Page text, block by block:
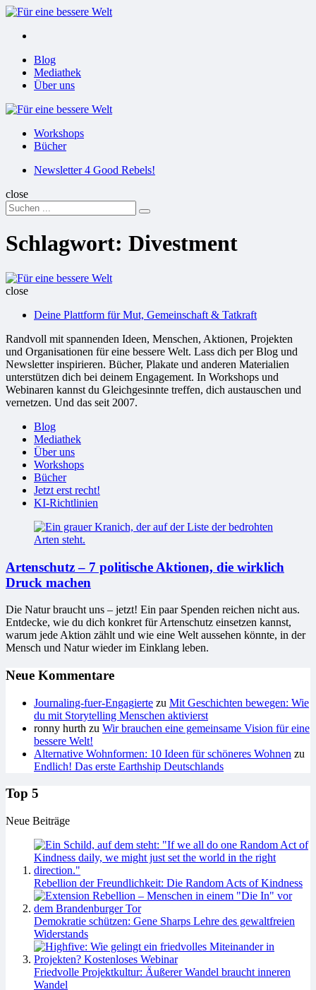
Menu
Menu
Blog
Mediathek
Über uns
Für
Workshops
Bücher
SuchenNewsletter 4 Good Rebels!
close
Search
for:
Suchen
Schlagwort: Divestment
Für
Welt
close
Deine Plattform für Mut, Gemeinschaft & Tatkraft
Randvoll mit spannenden Ideen, Menschen, Aktionen, Projekten
und Organisationen für eine bessere Welt. Lass dich per Blog und
Newsletter inspirieren. Bücher, Plakate und anderen Materialien
unterstützen dich bei deinem Engagement. In Workshops und
Webinaren kannst du Gleichgesinnte treffen, dich austauschen und
vernetzen. Und das seit 2007.
Blog
Mediathek
Über uns
Workshops
Bücher
Jetzt erst recht!
KI-Richtlinien
Artenschutz – 7 politische Aktionen, die wirklich
Druck machen
Die Natur braucht uns – jetzt! Ein paar Spenden reichen nicht aus.
Entdecke, wie du dich konkret für Artenschutz einsetzen kannst,
warum jede Aktion zählt und wie eine Welt aussehen könnte, in der
Mensch und Natur wieder im Einklang leben.
Neue Kommentare
Journaling-fuer-Engagierte zu Mit Geschichten bewegen: Wie
du mit Storytelling Menschen aktivierst
ronny hurth zu Wir brauchen eine gemeinsame Vision für eine
bessere Welt!
Alternative Wohnformen: 10 Ideen für schöneres Wohnen zu
Endlich! Das erste Earthship Deutschlands
Top 5
Neue Beiträge
Rebellion der Freundlichkeit: Die Random Acts of Kindness
Demokratie schützen: Gene Sharps Lehre des gewaltfreien
Widerstands
Friedvolle Projektkultur: Äußerer Wandel braucht inneren
Wandel